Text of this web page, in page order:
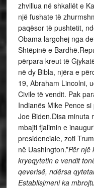
zhvillua në shkallët e
një fushate të
paqësor të pushtetit,
Obama largohej nga
Shtëpinë e
përpara kreut të
në dy Bibla, njëra e
19, Abraham Lincolni,
Civile të vendit. Pak
Indianës Mike Pence
Joe Biden.Disa minuta
mbajti fjalimin e
presidenciale, zoti
në Uashington.”Për një
kryeqytetin e vendit
qeverisë, ndërsa
Establisjmeni ka